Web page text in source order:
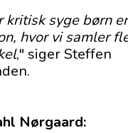
kritisk syge børn er
hvor vi samler
," siger Steffen
Nørgaard: